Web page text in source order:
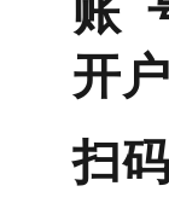
开
扫